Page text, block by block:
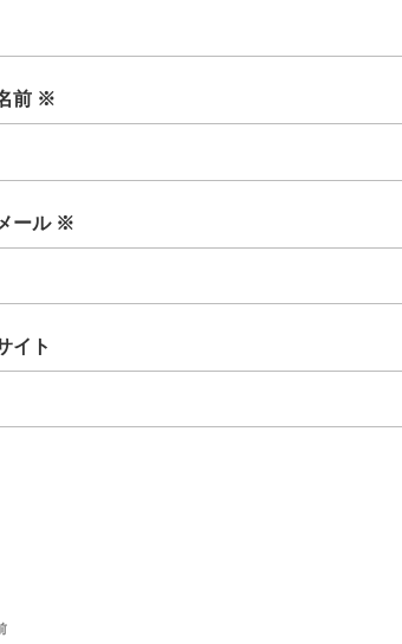
前 ※
ール ※
イト